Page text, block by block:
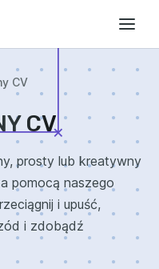
CV
CV
prosty lub kreatywny
pomocą naszego
i upuść,
i zdobądź